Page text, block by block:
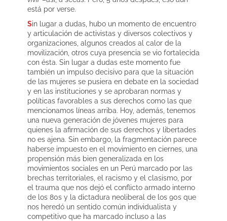
está por verse.
Sin lugar a dudas, hubo un momento de encuentro
y articulación de activistas y diversos colectivos y
organizaciones, algunos creados al calor de la
movilización, otros cuya presencia se vio fortalecida
con ésta. Sin lugar a dudas este momento fue
también un impulso decisivo para que la situación
de las mujeres se pusiera en debate en la sociedad
y en las instituciones y se aprobaran normas y
políticas favorables a sus derechos como las que
mencionamos líneas arriba. Hoy, además, tenemos
una nueva generación de jóvenes mujeres para
quienes la afirmación de sus derechos y libertades
no es ajena. Sin embargo, la fragmentación parece
haberse impuesto en el movimiento en ciernes, una
propensión más bien generalizada en los
movimientos sociales en un Perú marcado por las
brechas territoriales, el racismo y el clasismo, por
el trauma que nos dejó el conflicto armado interno
de los 80s y la dictadura neoliberal de los 90s que
nos heredó un sentido común individualista y
competitivo que ha marcado incluso a las